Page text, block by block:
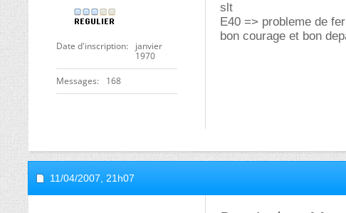
Date d'inscription
janvier
1970
Messages 168
slt
E40 => probleme de
bon courage et bon
11/04/2007, 21h07